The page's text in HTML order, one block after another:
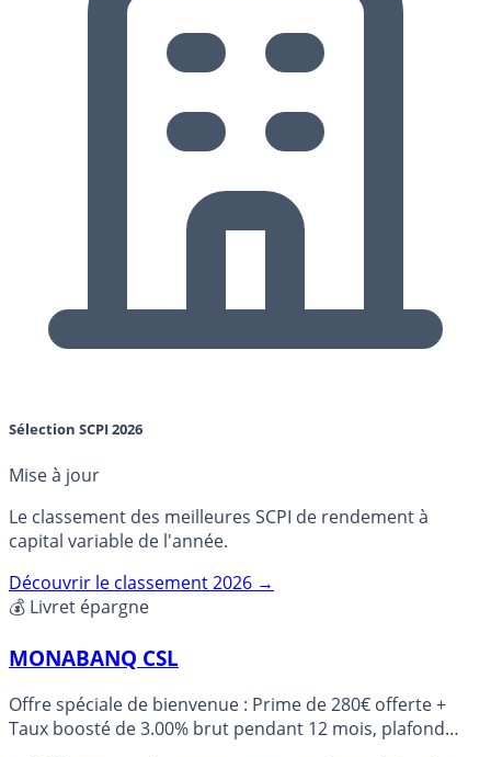
Sélection SCPI 2026
Mise à jour
Le classement des meilleures SCPI de rendement à
capital variable de l'année.
Découvrir le classement 2026 →
💰 Livret épargne
MONABANQ CSL
Offre spéciale de bienvenue : Prime de 280€ offerte +
Taux boosté de 3.00% brut pendant 12 mois, plafond